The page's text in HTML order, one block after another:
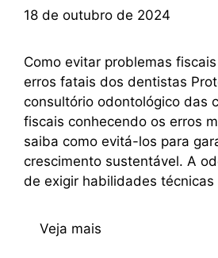
18 de outubro de 2024
Como evitar problemas
erros fatais dos dentistas
consultório odontológico das
fiscais conhecendo os erros
saiba como evitá-los para
crescimento sustentável. A
de exigir habilidades
Veja mais